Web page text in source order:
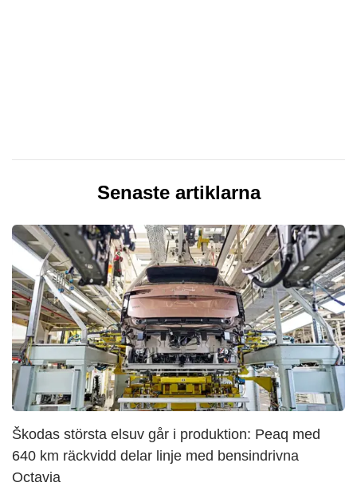
Senaste artiklarna
Škodas största elsuv går i produktion: Peaq med
640 km räckvidd delar linje med bensindrivna
Octavia